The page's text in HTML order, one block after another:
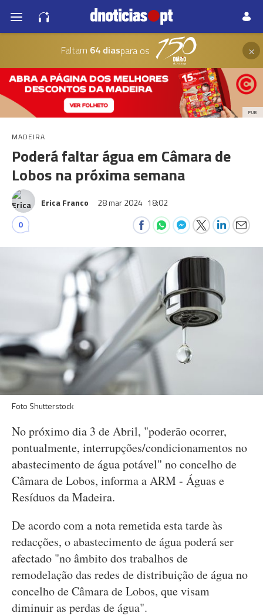
Faltam 64 diaspara os ×
PUB
MADEIRA
Poderá faltar água em Câmara de
Lobos na próxima semana
Erica Franco 28 mar 2024 18:02
0
Foto Shutterstock
No próximo dia 3 de Abril, "poderão ocorrer,
pontualmente, interrupções/condicionamentos no
abastecimento de água potável" no concelho de
Câmara de Lobos, informa a ARM - Águas e
Resíduos da Madeira.
De acordo com a nota remetida esta tarde às
redacções, o abastecimento de água poderá ser
afectado "no âmbito dos trabalhos de
remodelação das redes de distribuição de água no
concelho de Câmara de Lobos, que visam
diminuir as perdas de água".